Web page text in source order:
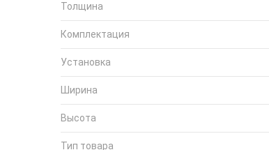
Толщина
Комплектация
Установка
Ширина
Высота
Тип товара